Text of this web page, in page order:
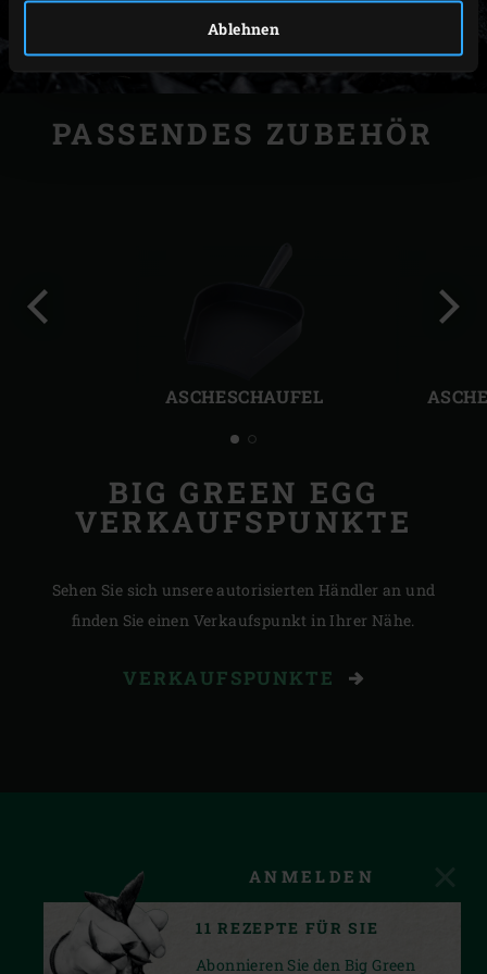
Ablehnen
PASSENDES ZUBEHÖR
ASCHESCHAUFEL
BIG GREEN EGG
VERKAUFSPUNKTE
Sehen Sie sich unsere autorisierten Händler an und
finden Sie einen Verkaufspunkt in Ihrer Nähe.
VERKAUFSPUNKTE
ANMELDEN
11 REZEPTE FÜR SIE
Abonnieren Sie den Big Green